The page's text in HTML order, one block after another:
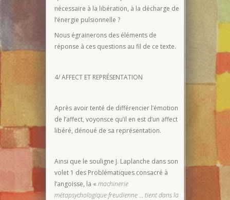
nécessaire à la libération, à la décharge de
l’énergie pulsionnelle ?
Nous égrainerons des éléments de
réponse à ces questions au fil de ce texte.
4/ AFFECT ET REPRÉSENTATION
Après avoir tenté de différencier l’émotion
de l’affect, voyonsce qu’il en est d’un affect
libéré, dénoué de sa représentation.
Ainsi que le souligne J. Laplanche dans son
volet 1 des Problématiques consacré à
l’angoisse, la « machinerie
métapsychologique freudienne … tient dans la